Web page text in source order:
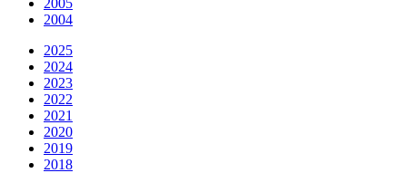
2004
2025
2024
2023
2022
2021
2020
2019
2018